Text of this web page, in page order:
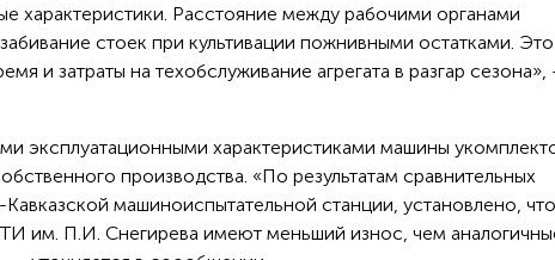
характеристики. Расстояние между рабочими органами
стоек при культивации пожнивными остатками. Это
и затраты на техобслуживание агрегата в разгар
эксплуатационными характеристиками машины
производства. «По результатам сравнительных
машиноиспытательной станции, установлено, что
им. П.И. Снегирева имеют меньший износ, чем